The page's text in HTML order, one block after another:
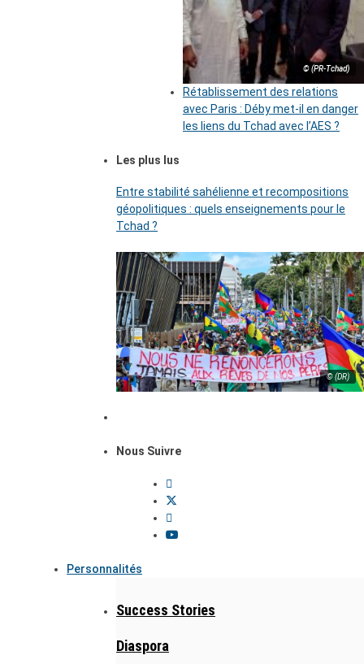
© (PR-Tchad)
Rétablissement des relations
avec Paris : Déby met-il en danger
les liens du Tchad avec l’AES ?
Les plus lus
Entre stabilité sahélienne et recompositions
géopolitiques : quels enseignements pour le
Tchad ?
© (DR)
Nous Suivre
Personnalités
Success Stories
Diaspora